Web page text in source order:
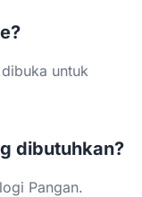
untuk
dibutuhkan?
Pangan.